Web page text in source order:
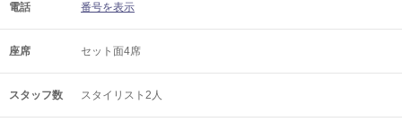
電話 番号を表示
座席 セット面4席
スタッフ数 スタイリスト2人